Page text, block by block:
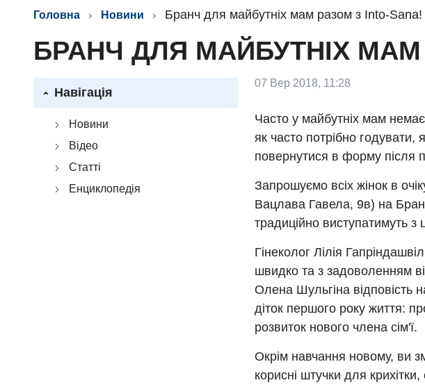
Головна Новини Бранч для майбутніх мам разом з Into-Sana!
БРАНЧ ДЛЯ МАЙБУТНІХ МАМ
Навігація
Новини
Відео
Статті
Енциклопедія
07 Вер 2018, 11:28
Часто у майбутніх мам
як часто потрібно годувати,
повернутися в форму після
Запрошуємо всіх жінок в
Вацлава Гавела, 9в) на
традиційно виступатимуть з
Гінеколог Лілія
швидко та з задоволенням
Олена Шульгіна відповість
діток першого року життя:
розвиток нового члена сім'ї.
Окрім навчання новому, ви
корисні штучки для